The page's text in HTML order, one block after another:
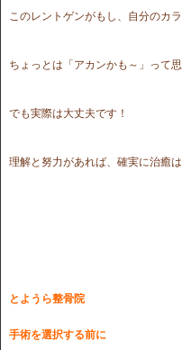
このレントゲンがもし、自分のカ
ちょっとは「アカンかも～」って
でも実際は大丈夫です！
理解と努力があれば、確実に治癒は
とようら整骨院
手術を選択する前に